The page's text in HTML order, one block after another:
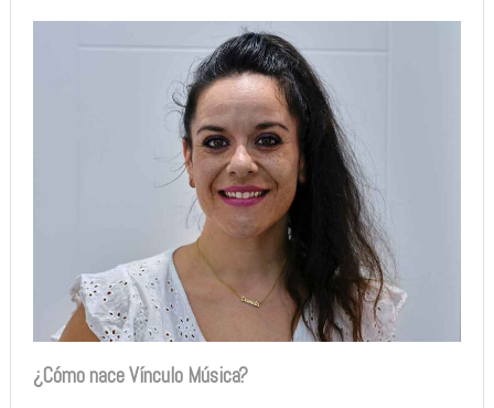
¿Cómo nace Vínculo Música?